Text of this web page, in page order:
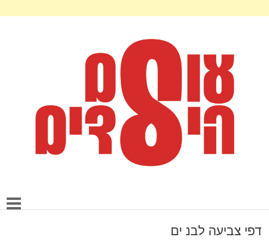
דפי צביעה לבנ ים